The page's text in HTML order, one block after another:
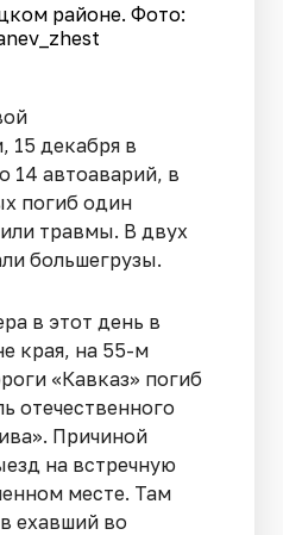
районе. Фото:
15 декабря в
14 автоаварий, в
погиб один
травмы. В двух
большегрузы.
в этот день в
края, на 55-м
«Кавказ» погиб
отечественного
Причиной
на встречную
месте. Там
ехавший во